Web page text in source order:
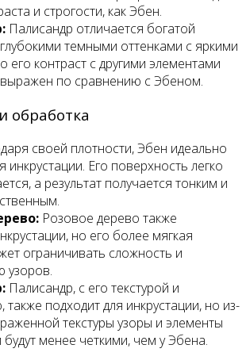
и строгости, как Эбен.
Палисандр отличается богатой
темными оттенками с яркими
его контраст с другими элементами
по сравнению с Эбеном.
обработка
своей плотности, Эбен идеально
инкрустации. Его поверхность легко
а результат получается тонким и
Розовое дерево также
но его более мягкая
ограничивать сложность и
узоров.
Палисандр, с его текстурой и
подходит для инкрустации, но из-
текстуры узоры и элементы
будут менее четкими, чем у Эбена.